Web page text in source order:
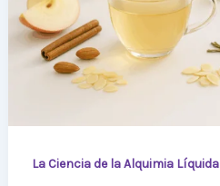
La Ciencia de la Alquimia Líquida
sistema
hormonal